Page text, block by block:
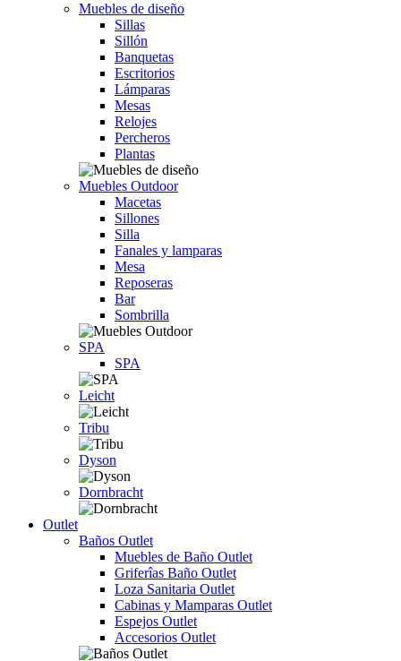
Muebles de diseño
Sillas
Sillón
Banquetas
Escritorios
Lámparas
Mesas
Relojes
Percheros
Plantas
Muebles Outdoor
Macetas
Sillones
Silla
Fanales y lamparas
Mesa
Reposeras
Bar
Sombrilla
SPA
SPA
Leicht
Tribu
Dyson
Dornbracht
Outlet
Baños Outlet
Muebles de Baño Outlet
Griferîas Baño Outlet
Loza Sanitaria Outlet
Cabinas y Mamparas Outlet
Espejos Outlet
Accesorios Outlet